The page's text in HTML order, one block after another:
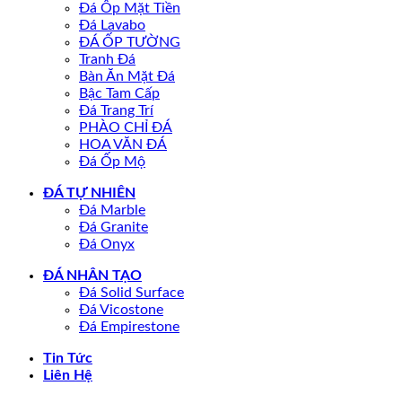
Đá Ốp Mặt Tiền
Đá Lavabo
ĐÁ ỐP TƯỜNG
Tranh Đá
Bàn Ăn Mặt Đá
Bậc Tam Cấp
Đá Trang Trí
PHÀO CHỈ ĐÁ
HOA VĂN ĐÁ
Đá Ốp Mộ
ĐÁ TỰ NHIÊN
Đá Marble
Đá Granite
Đá Onyx
ĐÁ NHÂN TẠO
Đá Solid Surface
Đá Vicostone
Đá Empirestone
Tin Tức
Liên Hệ